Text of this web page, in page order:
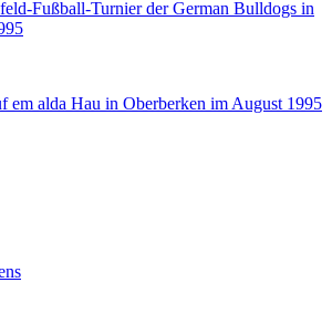
Fußball-Turnier der German Bulldogs in
em alda Hau in Oberberken im August 1995